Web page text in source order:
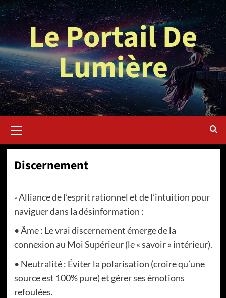
Aller
au
contenuLe Portail De
Lumière
principal
Discernement
◦ Alliance de l’esprit rationnel et de l’intuition pour
naviguer dans la désinformation :
• Âme : Le vrai discernement émerge de la
connexion au Moi Supérieur (le « savoir » intérieur).
• Neutralité : Éviter la polarisation (croire qu’une
source est 100% pure) et gérer ses émotions
refoulées.